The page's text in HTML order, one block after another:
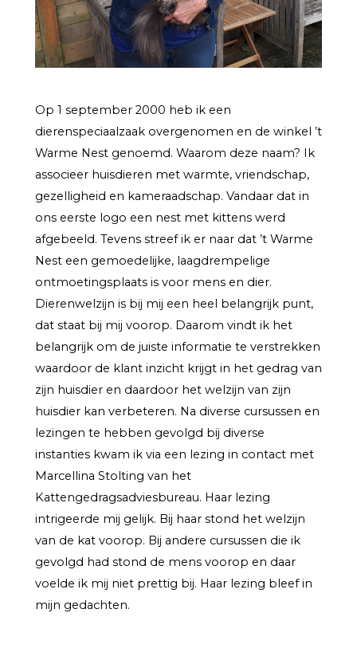
Op 1 september 2000 heb ik een
dierenspeciaalzaak overgenomen en de winkel ’t
Warme Nest genoemd. Waarom deze naam? Ik
associeer huisdieren met warmte, vriendschap,
gezelligheid en kameraadschap. Vandaar dat in
ons eerste logo een nest met kittens werd
afgebeeld. Tevens streef ik er naar dat ’t Warme
Nest een gemoedelijke, laagdrempelige
ontmoetingsplaats is voor mens en dier.
Dierenwelzijn is bij mij een heel belangrijk punt,
dat staat bij mij voorop. Daarom vindt ik het
belangrijk om de juiste informatie te verstrekken
waardoor de klant inzicht krijgt in het gedrag van
zijn huisdier en daardoor het welzijn van zijn
huisdier kan verbeteren. Na diverse cursussen en
lezingen te hebben gevolgd bij diverse
instanties kwam ik via een lezing in contact met
Marcellina Stolting van het
Kattengedragsadviesbureau. Haar lezing
intrigeerde mij gelijk. Bij haar stond het welzijn
van de kat voorop. Bij andere cursussen die ik
gevolgd had stond de mens voorop en daar
voelde ik mij niet prettig bij. Haar lezing bleef in
mijn gedachten.